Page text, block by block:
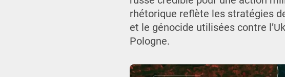
rhétorique reflète les stratégies
et le génocide utilisées contre
Pologne.